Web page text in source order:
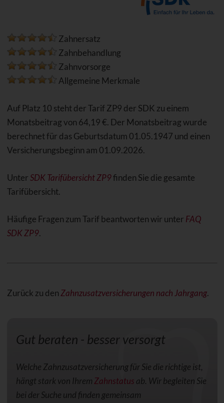
Zahnersatz
Zahnbehandlung
Zahnvorsorge
Allgemeine Merkmale
Auf Platz 10 steht der Tarif ZP9 der SDK zu einem
Monatsbeitrag von 64,19 €. Der Monatsbeitrag wurde
berechnet für das Geburtsdatum 01.05.1947 und einen
Versicherungsbeginn am 01.09.2026.
UnterSDK Tarifübersicht ZP9finden Sie die gesamte
Tarifübersicht.
Häufige Fragen zum Tarif beantworten wir unter FAQ
SDK ZP9.
Zurück zu denZahnzusatzversicherungen nach Jahrgang.
Gut beraten - besser versorgt
Welche Zahnzusatzversicherung für Sie die richtige ist,
hängt stark von IhremZahnstatus ab. Wir begleiten Sie
bei der Suche und finden gemeinsam